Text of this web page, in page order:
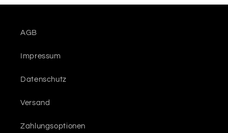
AGB
Impressum
Datenschutz
Versand
Zahlungsoptionen